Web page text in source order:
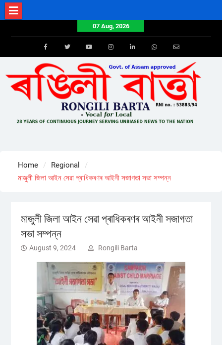
Skip
to
07 Aug, 2026
FacebookTwitterYoutube Email
Home
Regional
মাজুলী জিলা আইন সেৱা প্ৰাধিকৰণৰ আইনী সজাগতা সভা সম্পন্ন
মাজুলী জিলা আইন সেৱা প্ৰাধিকৰণৰ আইনী সজাগতা
সভা সম্পন্ন
August 9, 2024 Rongili Barta